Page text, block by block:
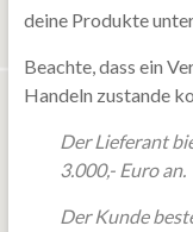
deine Produkte
Beachte, dass ein
Handeln zustande
Der Lieferant
3.000,- Euro an.
Der Kunde